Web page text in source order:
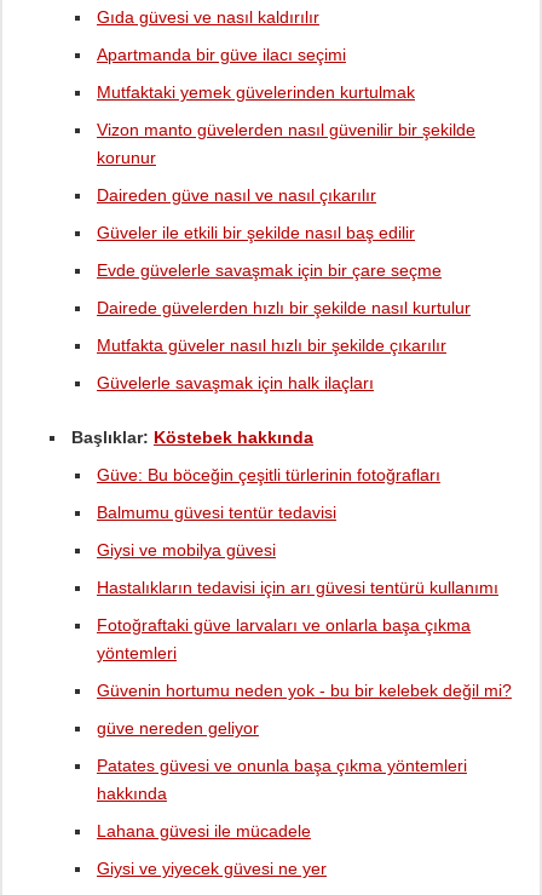
Gıda güvesi ve nasıl kaldırılır
Apartmanda bir güve ilacı seçimi
Mutfaktaki yemek güvelerinden kurtulmak
Vizon manto güvelerden nasıl güvenilir bir şekilde
korunur
Daireden güve nasıl ve nasıl çıkarılır
Güveler ile etkili bir şekilde nasıl baş edilir
Evde güvelerle savaşmak için bir çare seçme
Dairede güvelerden hızlı bir şekilde nasıl kurtulur
Mutfakta güveler nasıl hızlı bir şekilde çıkarılır
Güvelerle savaşmak için halk ilaçları
Başlıklar: Köstebek hakkında
Güve: Bu böceğin çeşitli türlerinin fotoğrafları
Balmumu güvesi tentür tedavisi
Giysi ve mobilya güvesi
Hastalıkların tedavisi için arı güvesi tentürü kullanımı
Fotoğraftaki güve larvaları ve onlarla başa çıkma
yöntemleri
Güvenin hortumu neden yok - bu bir kelebek değil mi?
güve nereden geliyor
Patates güvesi ve onunla başa çıkma yöntemleri
hakkında
Lahana güvesi ile mücadele
Giysi ve yiyecek güvesi ne yer